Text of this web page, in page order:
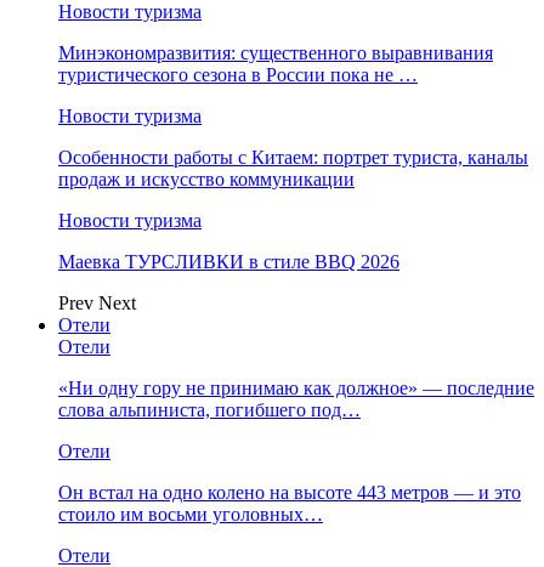
Новости туризма
Минэкономразвития: существенного выравнивания
туристического сезона в России пока не …
Новости туризма
Особенности работы с Китаем: портрет туриста, каналы
продаж и искусство коммуникации
Новости туризма
Маевка ТУРСЛИВКИ в стиле BBQ 2026
Prev Next
Отели
Отели
«Ни одну гору не принимаю как должное» — последние
слова альпиниста, погибшего под…
Отели
Он встал на одно колено на высоте 443 метров — и это
стоило им восьми уголовных…
Отели